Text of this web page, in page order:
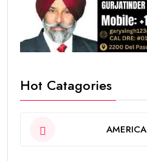
Hot Catagories
AMERICA